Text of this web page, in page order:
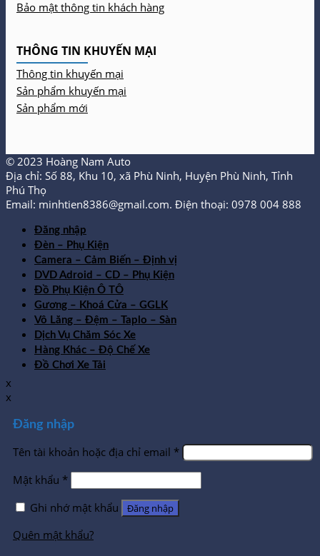
Bảo mật thông tin khách hàng
THÔNG TIN KHUYẾN MẠI
Thông tin khuyến mại
Sản phẩm khuyến mại
Sản phẩm mới
© 2023 Hoàng Nam Auto
Địa chỉ: Số 88, Khu 10, xã Phù Ninh, Huyện Phù Ninh, Tỉnh
Phú Thọ
Email: minhtien8386@gmail.com. Điện thoại: 0978 004 888
Đăng nhập
Đèn – Phụ Kiện
Camera – Cảm Biến – Định vị
DVD Adroid – CD – Phụ Kiện
Đồ Phụ Kiện Ô TÔ
Gương – Khoá Cửa – GGLK
Vô Lăng – Đệm – Taplo – Sàn
Dịch Vụ Chăm Sóc Xe
Hàng Khác – Độ Chế Xe
Đồ Chơi Xe Tải
x
x
Đăng nhập
Tên tài khoản hoặc địa chỉ email *
Mật khẩu *
Ghi nhớ mật khẩu
Đăng nhập
Quên mật khẩu?